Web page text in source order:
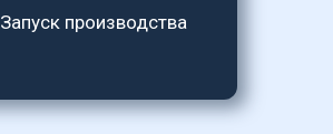
Запуск производства